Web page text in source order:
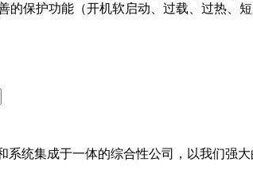
保护功能（开机软启动、过载、过热、
统集成于一体的综合性公司，以我们强